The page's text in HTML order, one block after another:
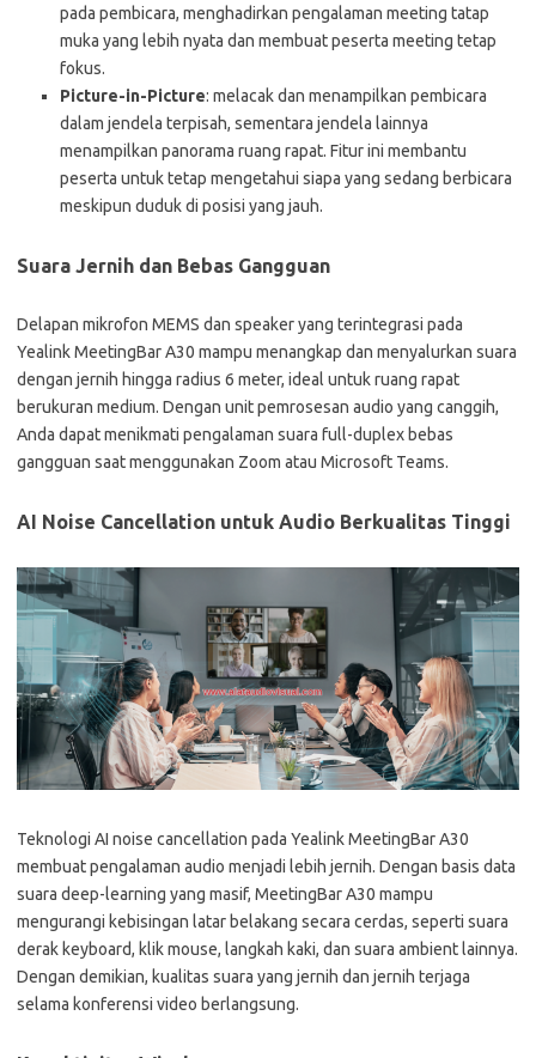
pada pembicara, menghadirkan pengalaman meeting tatap
muka yang lebih nyata dan membuat peserta meeting tetap
fokus.
Picture-in-Picture: melacak dan menampilkan pembicara
dalam jendela terpisah, sementara jendela lainnya
menampilkan panorama ruang rapat. Fitur ini membantu
peserta untuk tetap mengetahui siapa yang sedang berbicara
meskipun duduk di posisi yang jauh.
Suara Jernih dan Bebas Gangguan
Delapan mikrofon MEMS dan speaker yang terintegrasi pada
Yealink MeetingBar A30 mampu menangkap dan menyalurkan suara
dengan jernih hingga radius 6 meter, ideal untuk ruang rapat
berukuran medium. Dengan unit pemrosesan audio yang canggih,
Anda dapat menikmati pengalaman suara full-duplex bebas
gangguan saat menggunakan Zoom atau Microsoft Teams.
AI Noise Cancellation untuk Audio Berkualitas Tinggi
Teknologi AI noise cancellation pada Yealink MeetingBar A30
membuat pengalaman audio menjadi lebih jernih. Dengan basis data
suara deep-learning yang masif, MeetingBar A30 mampu
mengurangi kebisingan latar belakang secara cerdas, seperti suara
derak keyboard, klik mouse, langkah kaki, dan suara ambient lainnya.
Dengan demikian, kualitas suara yang jernih dan jernih terjaga
selama konferensi video berlangsung.